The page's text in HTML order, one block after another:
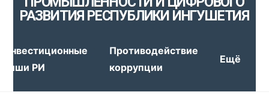
РАЗВИТИЯ РЕСПУБЛИКИ ИНГУШЕТИЯ
Инвестиционные
ниши РИ
Противодействие
коррупции
Ещё